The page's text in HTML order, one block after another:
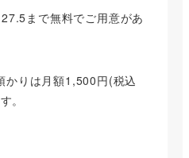
まで無料でご用意があ
かりは月額1,500円(税込
。